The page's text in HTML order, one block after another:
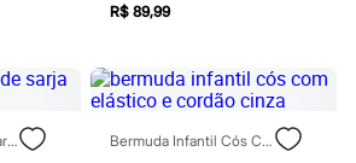
R$ 89,99
Bermuda Infantil De Sarja Cós Elástico Verde Bermuda Infantil Cós Com Elástico E Cordão Cinza